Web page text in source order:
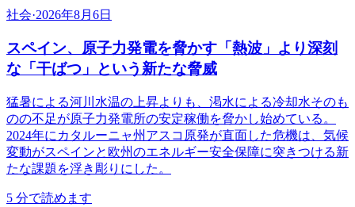
社会·2026年8月6日
スペイン、原子力発電を脅かす「熱波」より深刻
な「干ばつ」という新たな脅威
猛暑による河川水温の上昇よりも、渇水による冷却水そのも
のの不足が原子力発電所の安定稼働を脅かし始めている。
2024年にカタルーニャ州アスコ原発が直面した危機は、気候
変動がスペインと欧州のエネルギー安全保障に突きつける新
たな課題を浮き彫りにした。
5 分で読めます